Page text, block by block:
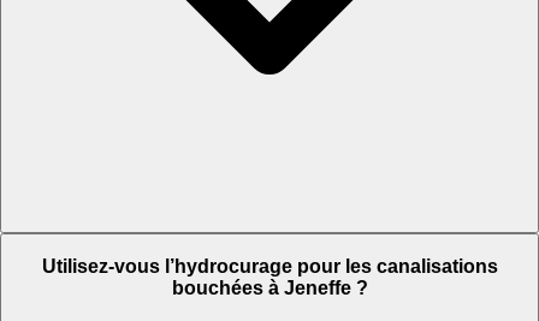
Utilisez-vous l’hydrocurage pour les canalisations
bouchées à Jeneffe ?